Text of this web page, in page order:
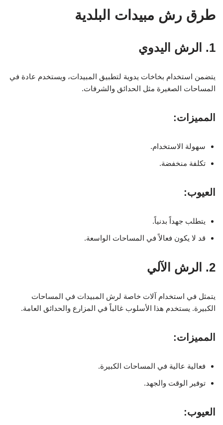
طرق رش مبيدات البلدية
1. الرش اليدوي
يتضمن استخدام بخاخات يدوية لتطبيق المبيدات، ويستخدم عادة في
المساحات الصغيرة مثل الحدائق والشرفات.
المميزات:
سهولة الاستخدام.
تكلفة منخفضة.
العيوب:
يتطلب جهداً بدنياً.
قد لا يكون فعالاً في المساحات الواسعة.
2. الرش الآلي
يتمثل في استخدام آلات خاصة لرش المبيدات في المساحات
الكبيرة. يستخدم هذا الأسلوب غالباً في المزارع والحدائق العامة.
المميزات:
فعالية عالية في المساحات الكبيرة.
توفير الوقت والجهد.
العيوب: